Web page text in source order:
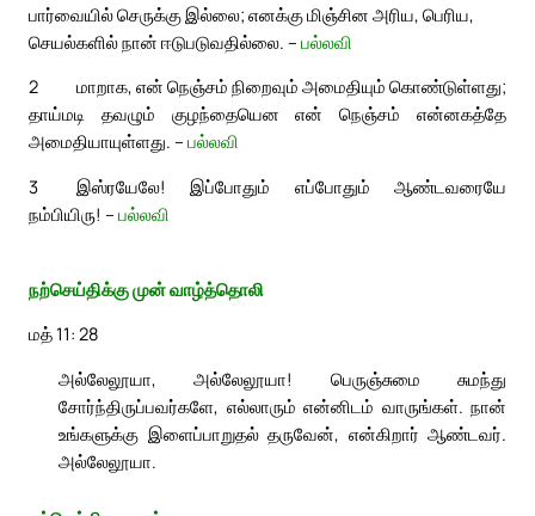
பார்வையில் செருக்கு இல்லை; எனக்கு மிஞ்சின அரிய, பெரிய,
செயல்களில் நான் ஈடுபடுவதில்லை. – பல்லவி
2
மாறாக, என் நெஞ்சம் நிறைவும் அமைதியும் கொண்டுள்ளது;
தாய்மடி தவழும் குழந்தையென என் நெஞ்சம் என்னகத்தே
அமைதியாயுள்ளது. – பல்லவி
3
இஸ்ரயேலே! இப்போதும் எப்போதும் ஆண்டவரையே
நம்பியிரு! – பல்லவி
நற்செய்திக்கு முன் வாழ்த்தொலி
மத் 11: 28
அல்லேலூயா, அல்லேலூயா! பெருஞ்சுமை சுமந்து
சோர்ந்திருப்பவர்களே, எல்லாரும் என்னிடம் வாருங்கள். நான்
உங்களுக்கு இளைப்பாறுதல் தருவேன், என்கிறார் ஆண்டவர்.
அல்லேலூயா.